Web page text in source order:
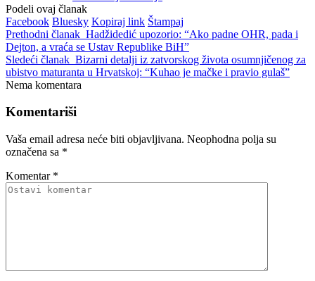
Podeli ovaj članak
Facebook Bluesky Kopiraj link Štampaj
Prethodni članak Hadžidedić upozorio: “Ako padne OHR, pada i
Dejton, a vraća se Ustav Republike BiH”
Sledeći članak Bizarni detalji iz zatvorskog života osumnjičenog za
ubistvo maturanta u Hrvatskoj: “Kuhao je mačke i pravio gulaš”
Nema komentara
Komentariši
Vaša email adresa neće biti objavljivana. Neophodna polja su
označena sa *
Komentar *